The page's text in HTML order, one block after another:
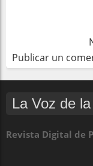
Publicar un
La Voz de
Revista Digital de